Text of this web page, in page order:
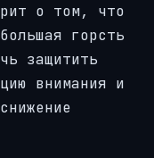
о том, что
горсть
защитить
внимания и